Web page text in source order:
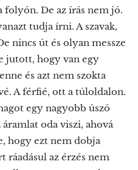
folyón. De az írás nem jó.
tudja írni. A szavak,
nincs út és olyan messze
jutott, hogy van egy
és azt nem szokta
A férfié, ott a túloldalon.
egy nagyobb úszó
oda viszi, ahová
hogy ezt nem dobja
ráadásul az érzés nem